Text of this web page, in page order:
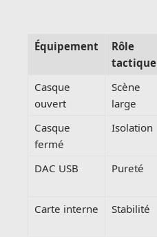
Équipement
Rôle
tactique
Casque
ouvert
Scène
large
Casque
fermé
Isolation
DAC USB Pureté
Carte interne
Stabilité